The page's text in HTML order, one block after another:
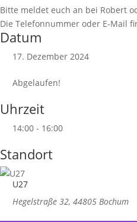
Bitte meldet euch an bei Robert
Die Telefonnummer oder E-Mail
Datum
17. Dezember 2024
Abgelaufen!
Uhrzeit
14:00 - 16:00
Standort
U27
Hegelstraße 32, 44805 Bochum